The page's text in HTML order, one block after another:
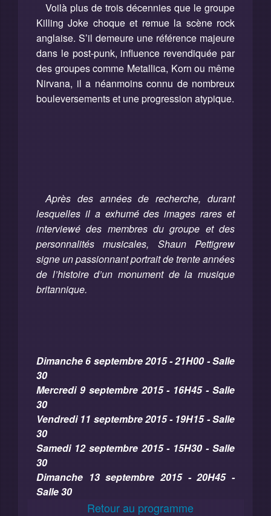
Voilà plus de trois décennies que le groupe
Killing Joke choque et remue la scène rock
anglaise. S’il demeure une référence majeure
dans le post-punk, influence revendiquée par
des groupes comme Metallica, Korn ou même
Nirvana, il a néanmoins connu de nombreux
bouleversements et une progression atypique.
Après des années de recherche, durant
lesquelles il a exhumé des images rares et
interviewé des membres du groupe et des
personnalités musicales, Shaun Pettigrew
signe un passionnant portrait de trente années
de l’histoire d’un monument de la musique
britannique.
Dimanche 6 septembre 2015 - 21H00 - Salle
30
Mercredi 9 septembre 2015 - 16H45 - Salle
30
Vendredi 11 septembre 2015 - 19H15 - Salle
30
Samedi 12 septembre 2015 - 15H30 - Salle
30
Dimanche 13 septembre 2015 - 20H45 -
Salle 30
Retour au programme